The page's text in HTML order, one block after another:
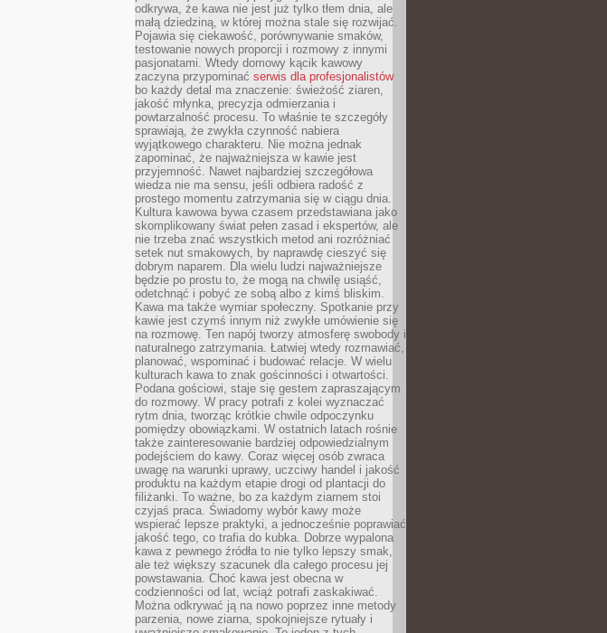
odkrywa, że kawa nie jest już tylko tłem dnia, ale
małą dziedziną, w której można stale się rozwijać.
Pojawia się ciekawość, porównywanie smaków,
testowanie nowych proporcji i rozmowy z innymi
pasjonatami. Wtedy domowy kącik kawowy
zaczyna przypominać serwis dla profesjonalistów
bo każdy detal ma znaczenie: świeżość ziaren,
jakość młynka, precyzja odmierzania i
powtarzalność procesu. To właśnie te szczegóły
sprawiają, że zwykła czynność nabiera
wyjątkowego charakteru. Nie można jednak
zapominać, że najważniejsza w kawie jest
przyjemność. Nawet najbardziej szczegółowa
wiedza nie ma sensu, jeśli odbiera radość z
prostego momentu zatrzymania się w ciągu dnia.
Kultura kawowa bywa czasem przedstawiana jako
skomplikowany świat pełen zasad i ekspertów, ale
nie trzeba znać wszystkich metod ani rozróżniać
setek nut smakowych, by naprawdę cieszyć się
dobrym naparem. Dla wielu ludzi najważniejsze
będzie po prostu to, że mogą na chwilę usiąść,
odetchnąć i pobyć ze sobą albo z kimś bliskim.
Kawa ma także wymiar społeczny. Spotkanie przy
kawie jest czymś innym niż zwykłe umówienie się
na rozmowę. Ten napój tworzy atmosferę swobody i
naturalnego zatrzymania. Łatwiej wtedy rozmawiać,
planować, wspominać i budować relacje. W wielu
kulturach kawa to znak gościnności i otwartości.
Podana gościowi, staje się gestem zapraszającym
do rozmowy. W pracy potrafi z kolei wyznaczać
rytm dnia, tworząc krótkie chwile odpoczynku
pomiędzy obowiązkami. W ostatnich latach rośnie
także zainteresowanie bardziej odpowiedzialnym
podejściem do kawy. Coraz więcej osób zwraca
uwagę na warunki uprawy, uczciwy handel i jakość
produktu na każdym etapie drogi od plantacji do
filiżanki. To ważne, bo za każdym ziarnem stoi
czyjaś praca. Świadomy wybór kawy może
wspierać lepsze praktyki, a jednocześnie poprawiać
jakość tego, co trafia do kubka. Dobrze wypalona
kawa z pewnego źródła to nie tylko lepszy smak,
ale też większy szacunek dla całego procesu jej
powstawania. Choć kawa jest obecna w
codzienności od lat, wciąż potrafi zaskakiwać.
Można odkrywać ją na nowo poprzez inne metody
parzenia, nowe ziarna, spokojniejsze rytuały i